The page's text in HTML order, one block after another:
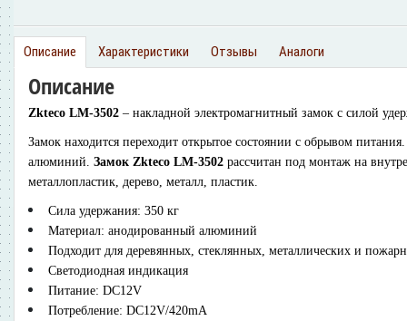
Описание Характеристики Отзывы Аналоги
Описание
Zkteco LM-3502 – накладной электромагнитный замок с силой
Замок находится переходит открытое состоянии с обрывом
алюминий.Замок Zkteco LM-3502 рассчитан под монтаж на
металлопластик, дерево, металл, пластик.
Сила удержания: 350 кг
Материал: анодированный алюминий
Подходит для деревянных, стеклянных, металлических и
Светодиодная индикация
Питание: DC12V
Потребление: DC12V/420mA